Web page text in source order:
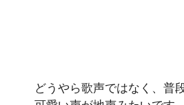
どうやら歌声ではなく、普